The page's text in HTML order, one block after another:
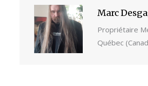
Marc
Propriétaire
Québec